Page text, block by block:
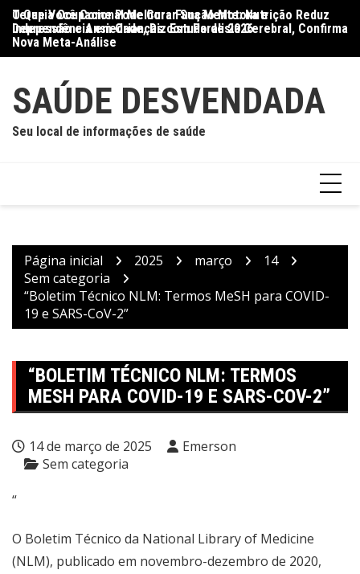
para
conteúdo
O Que Você Come Pode Curar Sua Mente: Nutrição Reduz
Depressão e Ansiedade, Diz Estudo de 2026
Terapia Ocupacional Melhora Função Motora e
Independência em Crianças com Paralisia Cerebral, Confirma
Nova Meta-Análise
SAÚDE DESVENDADA
Seu local de informações de saúde
Página inicial 2025 março
14
Sem categoria
“Boletim Técnico NLM: Termos MeSH para COVID-
19 e SARS-CoV-2”
“BOLETIM TÉCNICO NLM: TERMOS
MESH PARA COVID-19 E SARS-COV-2”
14 de março de 2025
Emerson
Sem categoria
“
O Boletim Técnico da National Library of Medicine
(NLM), publicado em novembro-dezembro de 2020,